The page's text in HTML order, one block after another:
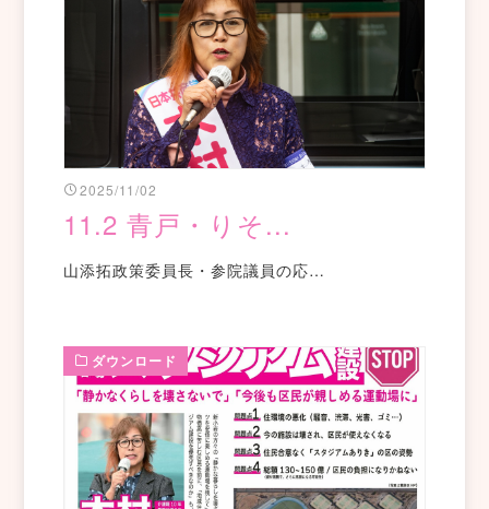
2025/11/02
11.2 青戸・りそ...
山添拓政策委員長・参院議員の応…
ダウンロード